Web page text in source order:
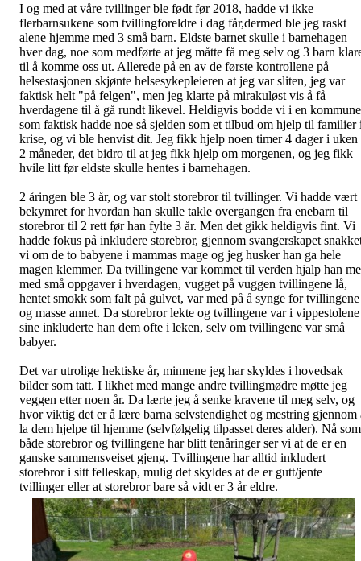
I og med at våre tvillinger ble født før 2018, hadde vi ikke
flerbarnsukene som tvillingforeldre i dag får,dermed ble jeg raskt
alene hjemme med 3 små barn. Eldste barnet skulle i barnehagen
hver dag, noe som medførte at jeg måtte få meg selv og 3 barn
til å komme oss ut. Allerede på en av de første kontrollene på
helsestasjonen skjønte helsesykepleieren at jeg var sliten, jeg var
faktisk helt "på felgen", men jeg klarte på mirakuløst vis å få
hverdagene til å gå rundt likevel. Heldigvis bodde vi i en kommune
som faktisk hadde noe så sjelden som et tilbud om hjelp til familier
krise, og vi ble henvist dit. Jeg fikk hjelp noen timer 4 dager i uken
2 måneder, det bidro til at jeg fikk hjelp om morgenen, og jeg fikk
hvile litt før eldste skulle hentes i barnehagen.
2 åringen ble 3 år, og var stolt storebror til tvillinger. Vi hadde vært
bekymret for hvordan han skulle takle overgangen fra enebarn til
storebror til 2 rett før han fylte 3 år. Men det gikk heldigvis fint. Vi
hadde fokus på inkludere storebror, gjennom svangerskapet
vi om de to babyene i mammas mage og jeg husker han ga hele
magen klemmer. Da tvillingene var kommet til verden hjalp han
med små oppgaver i hverdagen, vugget på vuggen tvillingene lå,
hentet smokk som falt på gulvet, var med på å synge for tvillingene
og masse annet. Da storebror lekte og tvillingene var i vippestolene
sine inkluderte han dem ofte i leken, selv om tvillingene var små
babyer.
Det var utrolige hektiske år, minnene jeg har skyldes i hovedsak
bilder som tatt. I likhet med mange andre tvillingmødre møtte jeg
veggen etter noen år. Da lærte jeg å senke kravene til meg selv, og
hvor viktig det er å lære barna selvstendighet og mestring gjennom
la dem hjelpe til hjemme (selvfølgelig tilpasset deres alder). Nå som
både storebror og tvillingene har blitt tenåringer ser vi at de er en
ganske sammensveiset gjeng. Tvillingene har alltid inkludert
storebror i sitt felleskap, mulig det skyldes at de er gutt/jente
tvillinger eller at storebror bare så vidt er 3 år eldre.